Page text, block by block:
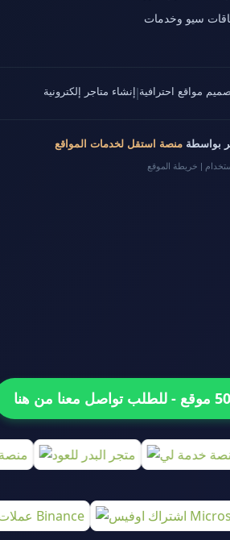
سيو وخدمات
مواقع احترافية إنشاء متاجر إلكترونية
منصة استقل لخدمات المواقع
| خريطة الموقع